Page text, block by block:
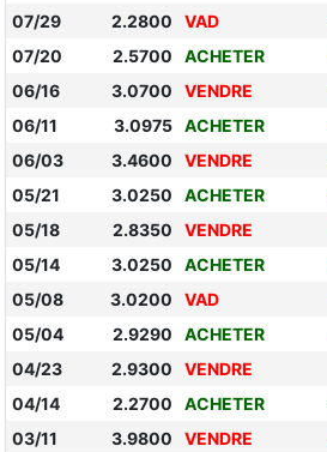
07/29
2.2800 VAD
07/20
2.5700 ACHETER
06/16
3.0700 VENDRE
06/11
3.0975 ACHETER
06/03
3.4600 VENDRE
05/21
3.0250 ACHETER
05/18
2.8350 VENDRE
05/14
3.0250 ACHETER
05/08
3.0200 VAD
05/04
2.9290 ACHETER
04/23
2.9300 VENDRE
04/14
2.2700 ACHETER
03/11
3.9800 VENDRE